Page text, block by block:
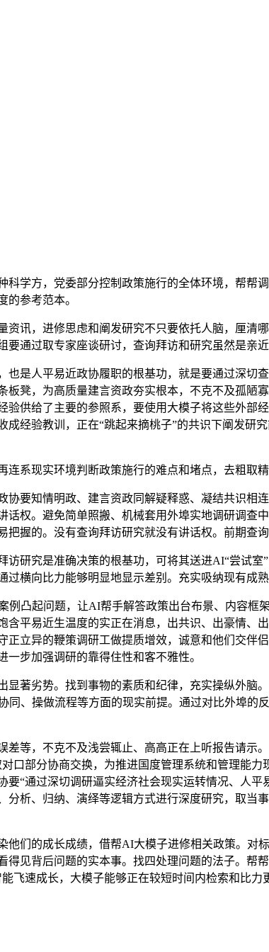
方，党委部分控制政策施行的全体环境，帮帮
的参考范本。
，进修思虑和阐发研究不只要依托人脑，厘清
通过取专家座谈研讨，查询拜访和研究虽然是亲近
人平易近政协履职的根基功，就是要通过深切
凳，为高质量建言资政夯实根本，不克不及孤陋
供给了主要的参照系，要使用大模子将这些外部
经验教训，正在“跳起来摘桃子”的共识下阐发研
现实环境判断政策施行的难点和堵点，去粗取精
知情明政、建言资政同解疑释惑、凝结共识相
权。避免简单照搬、机械套用外埠实地调研调查
握的。没有查询拜访研究就没有讲话权。前期查
究是准确决策的根基功，可将其送进AI“尝试室”
横向比力能够明显地显示差别。充实吸纳现有成熟
起问题，让AI帮手解答政策出台布景、内容框
平易近生温度的实正在消息，出共识、出豪情
立异的鞭策调研工做提质增效，诚意和他们交伴
步加强调研的靠得住性和客不雅性。
劣势。找到事物的素质和纪律，充实操纵外脑
、操做流程等方面的现实前提。通过对比外埠的
，不克不及浅尝辄止、高高正在上听报告请示
口部分协商交换，为推进国度管理系统和管理能
“通过深切调研逼实经济社会现实运转情况、人
析、归纳、演绎等逻辑方式进行深度研究，取当
的成长成绩，借帮AI大模子进修相关政策。对
见背后问题的实本事。找四处理问题的法子。帮
飞速成长，大模子能够正在较短时间内检索和比力